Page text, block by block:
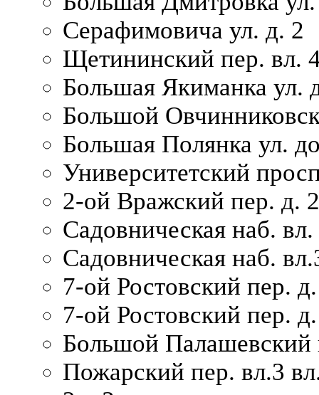
Серафимовича ул. д. 2
Щетининский пер. вл.
Большая Якиманка ул.
Большой
Большая Полянка ул.
Университетский
2-ой Вражский пер. д. 2
Садовническая наб.
Садовническая наб.
7-ой Ростовский пер.
7-ой Ростовский пер.
Большой Палашевский
Пожарский пер. вл.3